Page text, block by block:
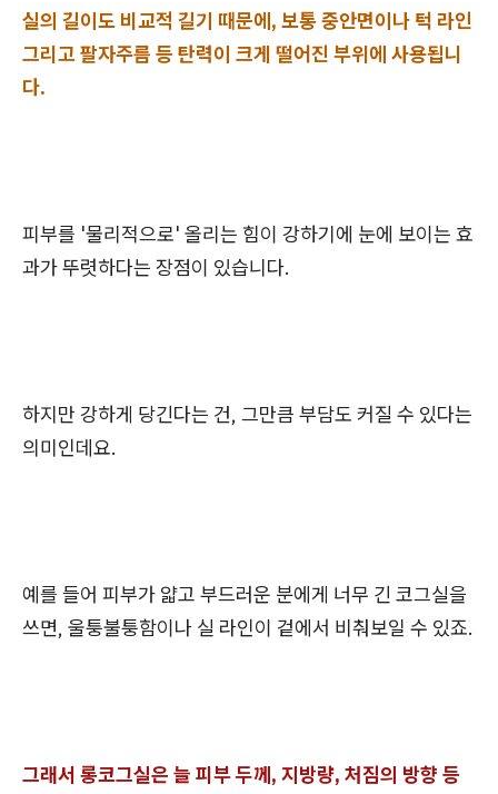
실의 길이도 비교적 길기 때문에, 보통 중안면이나 턱 라인
그리고 팔자주름 등 탄력이 크게 떨어진 부위에 사용됩니
다.
피부를 '물리적으로' 올리는 힘이 강하기에 눈에 보이는 효
과가 뚜렷하다는 장점이 있습니다.
하지만 강하게 당긴다는 건, 그만큼 부담도 커질 수 있다는
의미인데요.
예를 들어 피부가 얇고 부드러운 분에게 너무 긴 코그실을
쓰면, 울퉁불퉁함이나 실 라인이 겉에서 비춰보일 수 있죠.
그래서 롱코그실은 늘 피부 두께, 지방량, 처짐의 방향 등